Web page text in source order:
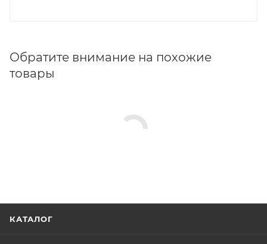
Обратите внимание на похожие
товары
КАТАЛОГ